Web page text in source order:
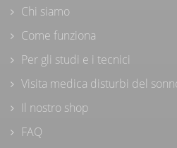
Chi siamo
Come funziona
Per gli studi e i tecnici
Visita medica disturbi del
Il nostro shop
FAQ